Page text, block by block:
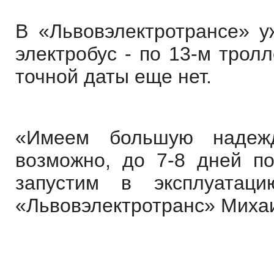
В «Львовэлектротрансе»
электробус - по 13-м
точной даты еще нет.
«Имеем большую
возможно, до 7-8 дней
запустим в
«Львовэлектротранс»